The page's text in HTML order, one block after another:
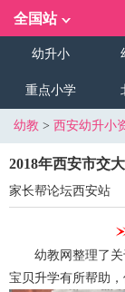
全国站
幼升小
重点小学
幼教 > 西安幼升小
2018年西安市交
家长帮论坛西安站
幼教网整理了关
宝贝升学有所帮助，